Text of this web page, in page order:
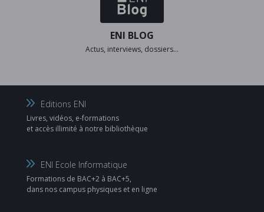
ENI BLOG
Actus, interviews, dossiers…
Editions ENI
Livres, vidéos, e-formations
et accès illimité à notre bibliothèque
ENI Ecole Informatique
Formations de BAC+2 à BAC+5,
dans nos campus physiques et en ligne